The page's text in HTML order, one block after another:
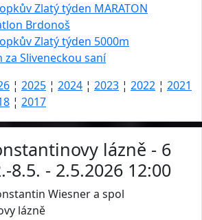
Zlatý týden MARATON
Brdonoš
Zlatý týden 5000m
za Sliveneckou saní
¦ 2025 ¦ 2024 ¦ 2023 ¦ 2022 ¦ 2021
¦ 2017
lázně - 6
8.5. - 2.5.2026 12:00
Wiesner a spol
lázně